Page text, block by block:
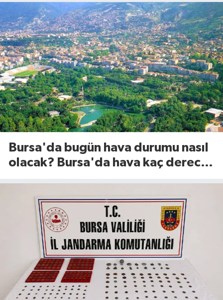
Bursa'da bugün hava durumu nasıl
olacak? Bursa'da hava kaç derece?